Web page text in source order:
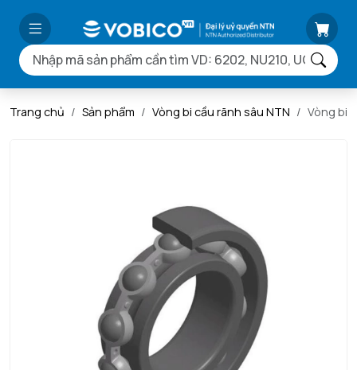
Trang chủ Sản phẩm Vòng bi cầu rãnh sâu NTN Vòng bi